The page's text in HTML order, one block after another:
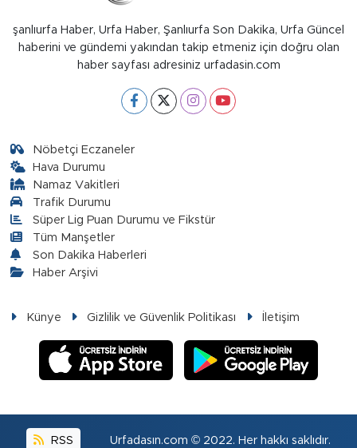
şanlıurfa Haber, Urfa Haber, Şanlıurfa Son Dakika, Urfa Güncel
haberini ve gündemi yakından takip etmeniz için doğru olan
haber sayfası adresiniz urfadasin.com
Nöbetçi Eczaneler
Hava Durumu
Namaz Vakitleri
Trafik Durumu
Süper Lig Puan Durumu ve Fikstür
Tüm Manşetler
Son Dakika Haberleri
Haber Arşivi
Künye Gizlilik ve Güvenlik Politikası İletişim
RSS Urfadasın.com © 2022. Her hakkı saklıdır.